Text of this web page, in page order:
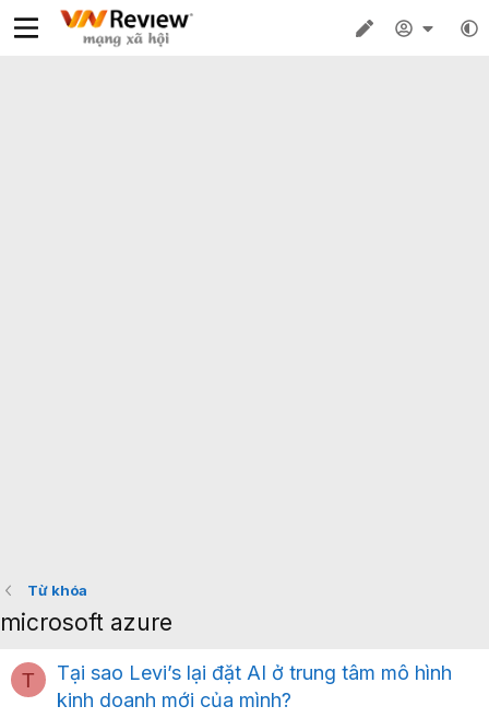
Từ khóa
microsoft azure
T
Tại sao Levi’s lại đặt AI ở trung tâm mô hình
kinh doanh mới của mình?